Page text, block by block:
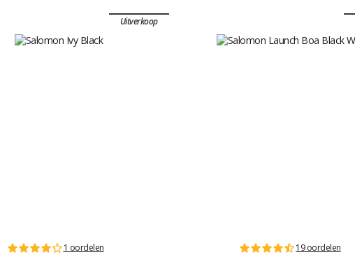
Uitverkoop
1 oordelen 19 oordelen